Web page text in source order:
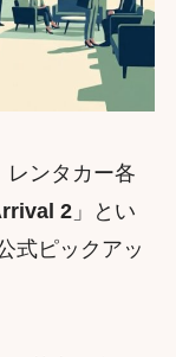
レンタカー各
2」とい
式ピックアッ